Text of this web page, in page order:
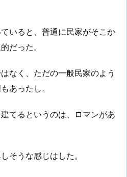
いると、普通に民家がそこか
だった。
なく、ただの一般民家のよう
あったし。
てるというのは、ロマンがあ
そうな感じはした。